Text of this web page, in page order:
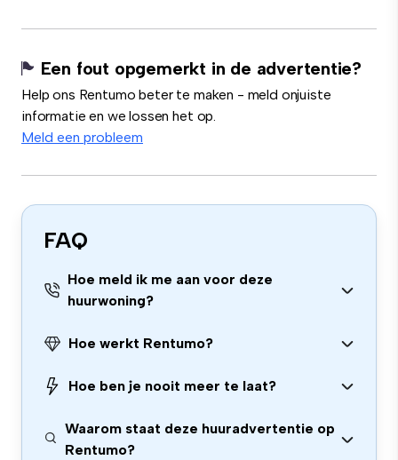
Een fout opgemerkt in de advertentie?
Help ons Rentumo beter te maken - meld onjuiste
informatie en we lossen het op.
Meld een probleem
FAQ
Hoe meld ik me aan voor deze
huurwoning?
Hoe werkt Rentumo?
Hoe ben je nooit meer te laat?
Waarom staat deze huuradvertentie op
Rentumo?